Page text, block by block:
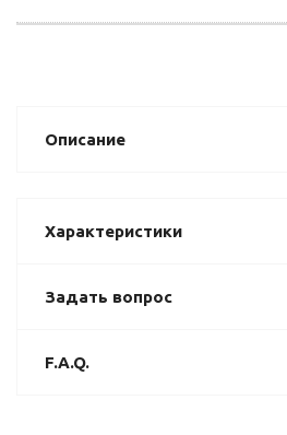
Описание
Характеристики
Задать вопрос
F.A.Q.